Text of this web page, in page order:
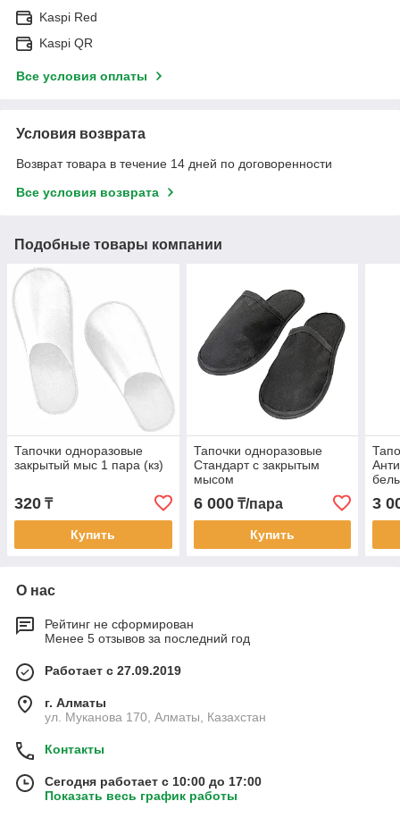
Kaspi Red
Kaspi QR
Все условия оплаты
Условия возврата
Возврат товара в течение 14 дней по договоренности
Все условия возврата
Подобные товары компании
Тапочки одноразовые
закрытый мыс 1 пара (кз)
320 ₸
Купить
Тапочки одноразовые
Стандарт с закрытым
мысом
6 000₸/пара
Купить
3
О нас
Рейтинг не сформирован
Менее 5 отзывов за последний год
Работает с 27.09.2019
г. Алматы
ул. Муканова 170, Алматы, Казахстан
Контакты
Сегодня работает с 10:00 до 17:00
Показать весь график работы